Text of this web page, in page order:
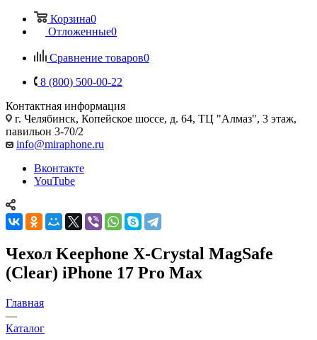
Корзина0
Отложенные0
Сравнение товаров0
8 (800) 500-00-22
Контактная информация
г. Челябинск, Копейское шоссе, д. 64, ТЦ "Алмаз", 3 этаж,
павильон 3-70/2
info@miraphone.ru
Вконтакте
YouTube
Чехол Keephone X-Crystal MagSafe
(Clear) iPhone 17 Pro Max
Главная
—
Каталог